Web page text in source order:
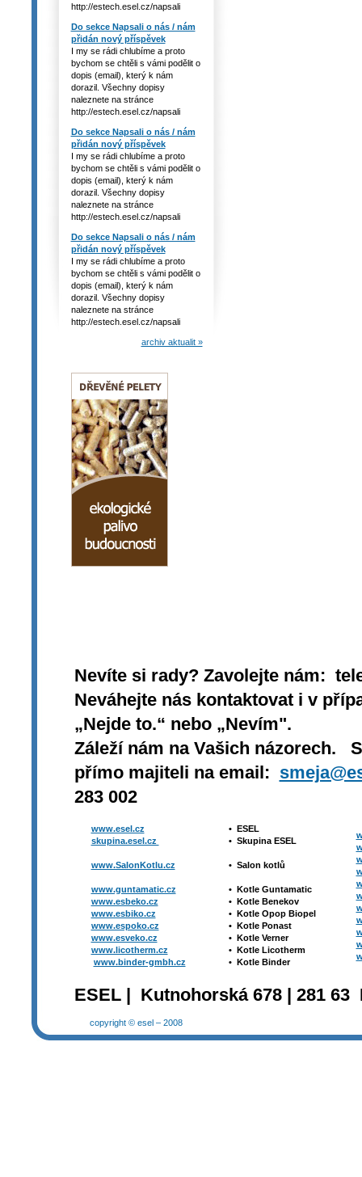
http://estech.esel.cz/napsali
Do sekce Napsali o nás / nám
přidán nový příspěvek
I my se rádi chlubíme a proto
bychom se chtěli s vámi podělit o
dopis (email), který k nám
dorazil. Všechny dopisy
naleznete na stránce
http://estech.esel.cz/napsali
Do sekce Napsali o nás / nám
přidán nový příspěvek
I my se rádi chlubíme a proto
bychom se chtěli s vámi podělit o
dopis (email), který k nám
dorazil. Všechny dopisy
naleznete na stránce
http://estech.esel.cz/napsali
Do sekce Napsali o nás / nám
přidán nový příspěvek
I my se rádi chlubíme a proto
bychom se chtěli s vámi podělit o
dopis (email), který k nám
dorazil. Všechny dopisy
naleznete na stránce
http://estech.esel.cz/napsali
archiv aktualit »
Nevíte si rady? Zavolejte nám:
Neváhejte nás kontaktovat i v
„Nejde to.“ nebo „Nevím".
Záleží nám na Vašich názorech.
přímo majiteli na email:
283 002
www.esel.cz
skupina.esel.cz
www.SalonKotlu.cz
www.guntamatic.cz
www.esbeko.cz
www.esbiko.cz
www.espoko.cz
www.esveko.cz
www.licotherm.cz
www.binder-gmbh.cz
• ESEL
• Skupina ESEL
• Salon kotlů
• Kotle Guntamatic
• Kotle Benekov
• Kotle Opop Biopel
• Kotle Ponast
• Kotle Verner
• Kotle Licotherm
• Kotle Binder
ESEL | Kutnohorská 678 | 281
copyright © esel – 2008